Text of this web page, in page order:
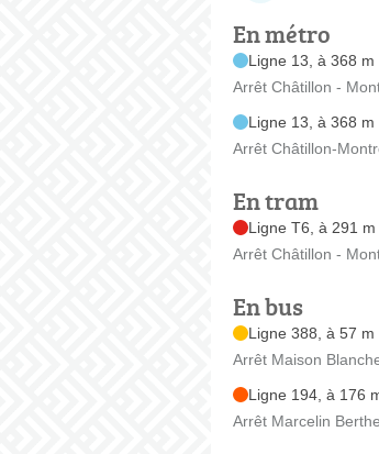
En métro
Ligne 13, à 368 m
Arrêt Châtillon -
Ligne 13, à 368 m
Arrêt Châtillon-
En tram
Ligne T6, à 291 m
Arrêt Châtillon -
En bus
Ligne 388, à 57 m
Arrêt Maison
Ligne 194, à 176
Arrêt Marcelin